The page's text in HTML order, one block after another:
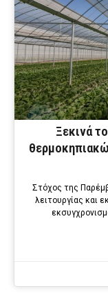
Ξεκινά
Στόχος της
λειτουργίας και